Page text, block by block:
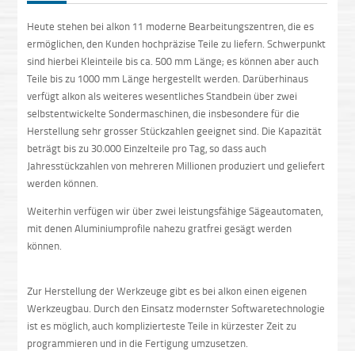
Heute stehen bei alkon 11 moderne Bearbeitungszentren, die es
ermöglichen, den Kunden hochpräzise Teile zu liefern. Schwerpunkt
sind hierbei Kleinteile bis ca. 500 mm Länge; es können aber auch
Teile bis zu 1000 mm Länge hergestellt werden. Darüberhinaus
verfügt alkon als weiteres wesentliches Standbein über zwei
selbstentwickelte Sondermaschinen, die insbesondere für die
Herstellung sehr grosser Stückzahlen geeignet sind. Die Kapazität
beträgt bis zu 30.000 Einzelteile pro Tag, so dass auch
Jahresstückzahlen von mehreren Millionen produziert und geliefert
werden können.
Weiterhin verfügen wir über zwei leistungsfähige Sägeautomaten,
mit denen Aluminiumprofile nahezu gratfrei gesägt werden
können.
Zur Herstellung der Werkzeuge gibt es bei alkon einen eigenen
Werkzeugbau. Durch den Einsatz modernster Softwaretechnologie
ist es möglich, auch komplizierteste Teile in kürzester Zeit zu
programmieren und in die Fertigung umzusetzen.